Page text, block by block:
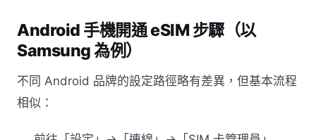
Android 手機開通 eSIM 步驟（以
Samsung 為例）
不同 Android 品牌的設定路徑略有差異，但基本流程
相似：